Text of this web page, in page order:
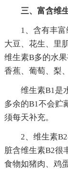
三、富含维
1、含有丰富
大豆、花生、里
维生素B多的水
香蕉、葡萄、梨
维生素B1是
多余的B1不会贮
须每天补充。
2、维生素
脏含维生素B2很
食物如猪肉、鸡